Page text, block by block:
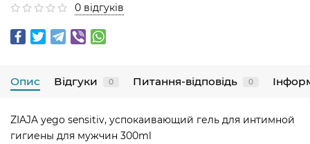
0 відгуків
Опис Відгуки 0 Питання-відповідь 0
ZIAJA yego sensitiv, успокаивающий гель для интимной
гигиены для мужчин 300ml